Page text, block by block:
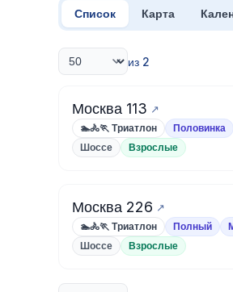
Список Карта
из 2
Москва 113
🏊🚴🏃 Триатлон Половинка
Шоссе Взрослые
Москва 226
🏊🚴🏃 Триатлон Полный
Шоссе Взрослые